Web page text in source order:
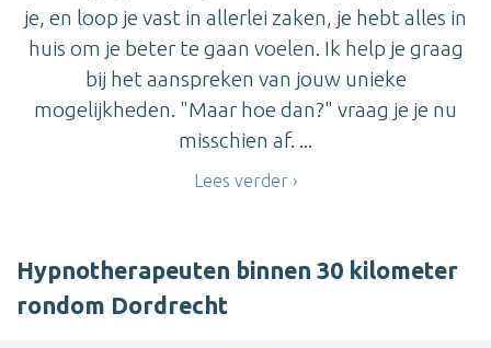
je, en loop je vast in allerlei zaken, je hebt alles in
huis om je beter te gaan voelen. Ik help je graag
bij het aanspreken van jouw unieke
mogelijkheden. "Maar hoe dan?" vraag je je nu
misschien af. ...
Lees verder
Hypnotherapeuten binnen 30 kilometer
rondom Dordrecht